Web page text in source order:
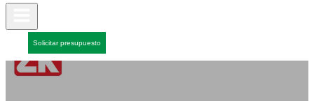
Solicitar presupuesto